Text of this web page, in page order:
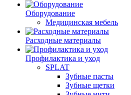
Оборудование
Медицинская мебель
Расходные материалы
Профилактика и уход
SPLAT
Зубные пасты
Зубные щетки